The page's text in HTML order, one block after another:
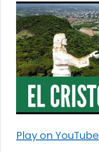
Play on YouTube